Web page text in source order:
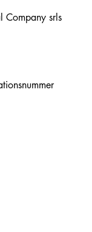
Company srls